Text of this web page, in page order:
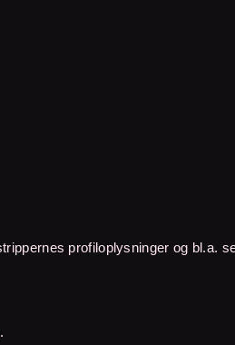
profiloplysninger og bl.a.